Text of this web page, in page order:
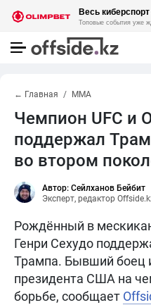
← Главная MMA
Чемпион UFC и
поддержал
во втором
Автор: Сейлханов Бейбит
Эксперт, редактор
Рождённый в
Генри Сехудо
Трампа. Бывший боец
президента США на
борьбе, сообщает